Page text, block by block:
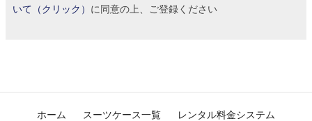
いて（クリック） に同意の上、ご登録ください
ホーム スーツケース一覧
レンタル料金システム